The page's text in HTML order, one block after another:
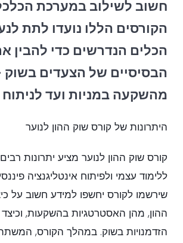
חשוב לשילוב במערכת
הקורסים הללו נועדו לתת
הכלים הנדרשים כדי להבין
הבסיסיים של הצעדים
מהשקעה במניות ועד
היתרונות של קורס שוק ההון לנוער
קורס שוק ההון לנוער מציע יתרונות
ללימוד עצמי ולפיתוח אינטליגנציה
שירשמו לקורס יחשפו למידע חשוב על
ההון, מהן האסטרטגיות בהשקעות,
הזדמנויות בשוק. במהלך הקורס,